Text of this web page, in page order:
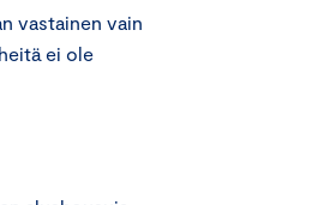
vastainen vain
ei ole